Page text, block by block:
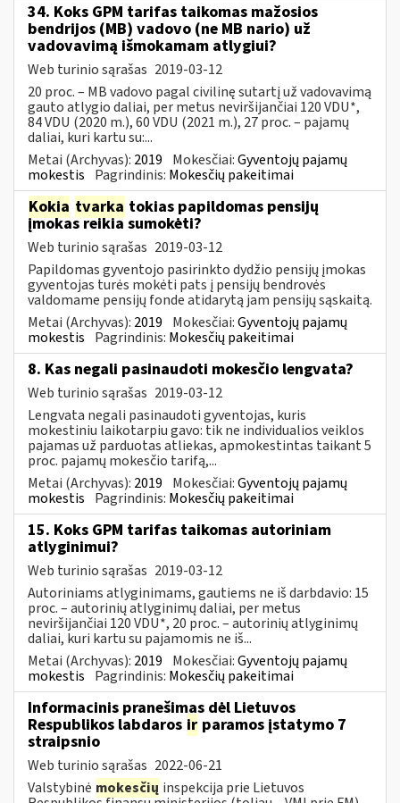
34. Koks GPM tarifas taikomas mažosios
bendrijos (MB) vadovo (ne MB nario) už
vadovavimą išmokamam atlygiui?
Web turinio sąrašas 2019-03-12
20 proc. – MB vadovo pagal civilinę sutartį už vadovavimą
gauto atlygio daliai, per metus neviršijančiai 120 VDU*,
84 VDU (2020 m.), 60 VDU (2021 m.), 27 proc. – pajamų
daliai, kuri kartu su:...
Metai (Archyvas): 2019 Mokesčiai:Gyventojų pajamų
mokestis Pagrindinis: Mokesčių pakeitimai
Kokia tvarka tokias papildomas pensijų
įmokas reikia sumokėti?
Web turinio sąrašas 2019-03-12
Papildomas gyventojo pasirinkto dydžio pensijų įmokas
gyventojas turės mokėti pats į pensijų bendrovės
valdomame pensijų fonde atidarytą jam pensijų sąskaitą.
Metai (Archyvas): 2019 Mokesčiai:Gyventojų pajamų
mokestis Pagrindinis: Mokesčių pakeitimai
8. Kas negali pasinaudoti mokesčio lengvata?
Web turinio sąrašas 2019-03-12
Lengvata negali pasinaudoti gyventojas, kuris
mokestiniu laikotarpiu gavo: tik ne individualios veiklos
pajamas už parduotas atliekas, apmokestintas taikant 5
proc. pajamų mokesčio tarifą,...
Metai (Archyvas): 2019 Mokesčiai:Gyventojų pajamų
mokestis Pagrindinis: Mokesčių pakeitimai
15. Koks GPM tarifas taikomas autoriniam
atlyginimui?
Web turinio sąrašas 2019-03-12
Autoriniams atlyginimams, gautiems ne iš darbdavio: 15
proc. – autorinių atlyginimų daliai, per metus
neviršijančiai 120 VDU*, 20 proc. – autorinių atlyginimų
daliai, kuri kartu su pajamomis ne iš...
Metai (Archyvas): 2019 Mokesčiai:Gyventojų pajamų
mokestis Pagrindinis: Mokesčių pakeitimai
Informacinis pranešimas dėl Lietuvos
Respublikos labdaros ir paramos įstatymo 7
straipsnio
Web turinio sąrašas 2022-06-21
Valstybinė mokesčių inspekcija prie Lietuvos